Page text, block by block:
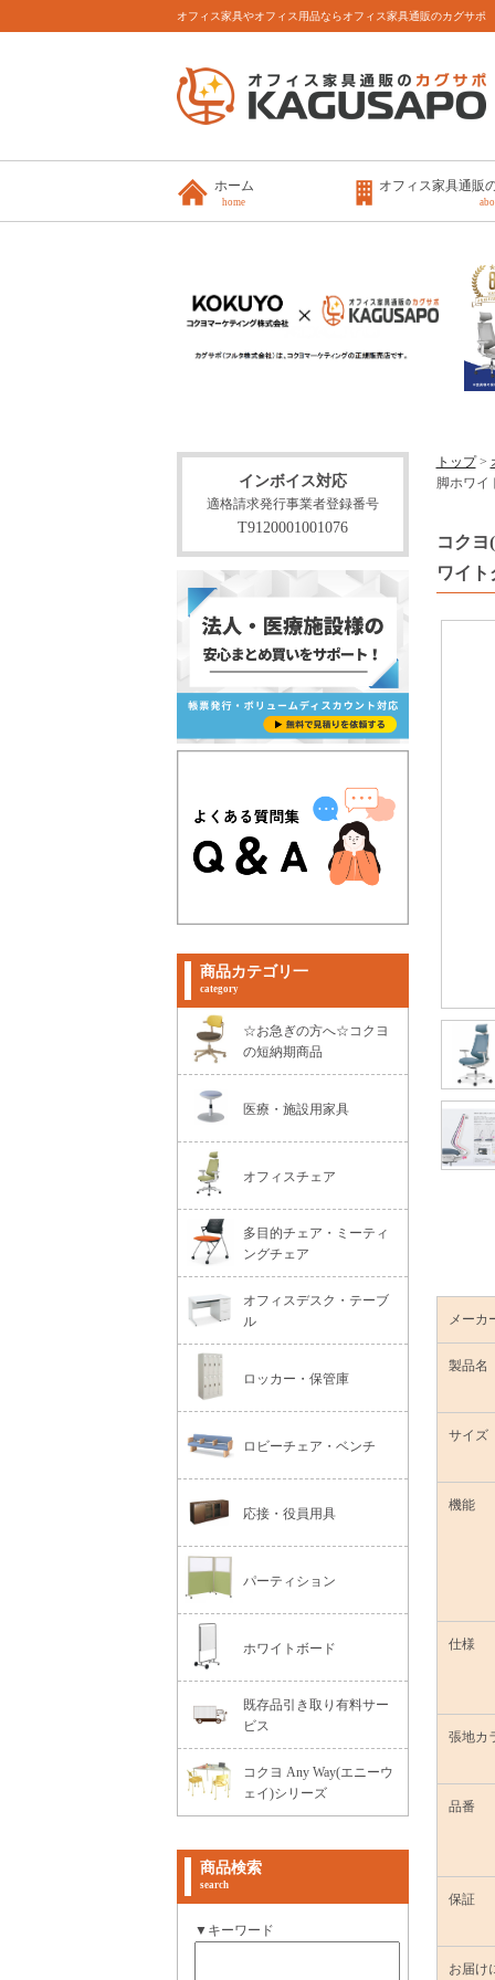
オフィス家具やオフィス用品ならオフィス家具通販のカグサポ
ホーム
home
オフィス家具通販
トップ>
脚ホワイ
コク
ワイ
メーカ
製品名
サイズ
機能
仕様
張地カ
品番
保証
お届け
インボイス対応
適格請求発行事業者登録番号
T9120001001076
商品カテゴリ一
category
☆お急ぎの方へ☆コクヨ
の短納期商品
医療・施設用家具
オフィスチェア
多目的チェア・ミーティ
ングチェア
オフィスデスク・テーブ
ル
ロッカー・保管庫
ロビーチェア・ベンチ
応接・役員用具
パーティション
ホワイトボード
既存品引き取り有料サー
ビス
コクヨ Any Way(エニーウ
ェイ)シリーズ
商品検索
search
▼キーワード